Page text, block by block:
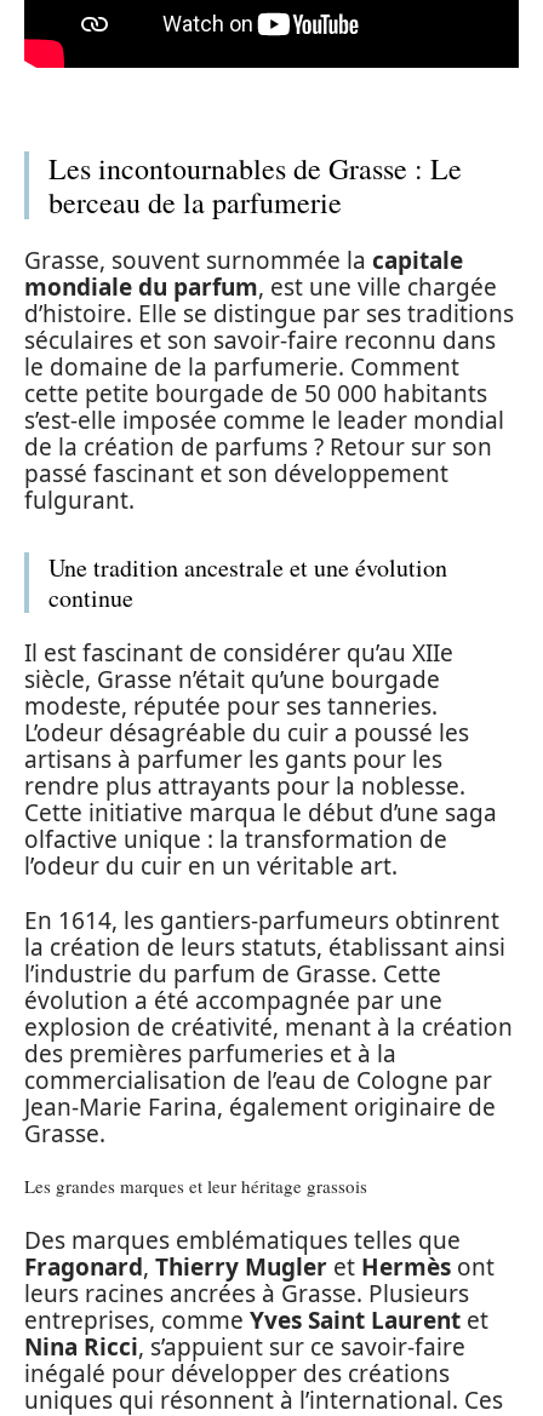
Les incontournables de Grasse : Le
berceau de la parfumerie
Grasse, souvent surnommée la capitale
mondiale du parfum, est une ville chargée
d’histoire. Elle se distingue par ses traditions
séculaires et son savoir-faire reconnu dans
le domaine de la parfumerie. Comment
cette petite bourgade de 50 000 habitants
s’est-elle imposée comme le leader mondial
de la création de parfums ? Retour sur son
passé fascinant et son développement
fulgurant.
Une tradition ancestrale et une évolution
continue
Il est fascinant de considérer qu’au XIIe
siècle, Grasse n’était qu’une bourgade
modeste, réputée pour ses tanneries.
L’odeur désagréable du cuir a poussé les
artisans à parfumer les gants pour les
rendre plus attrayants pour la noblesse.
Cette initiative marqua le début d’une saga
olfactive unique : la transformation de
l’odeur du cuir en un véritable art.
En 1614, les gantiers-parfumeurs obtinrent
la création de leurs statuts, établissant ainsi
l’industrie du parfum de Grasse. Cette
évolution a été accompagnée par une
explosion de créativité, menant à la création
des premières parfumeries et à la
commercialisation de l’eau de Cologne par
Jean-Marie Farina, également originaire de
Grasse.
Les grandes marques et leur héritage grassois
Des marques emblématiques telles que
Fragonard, Thierry Mugler et Hermès ont
leurs racines ancrées à Grasse. Plusieurs
entreprises, comme Yves Saint Laurent et
Nina Ricci, s’appuient sur ce savoir-faire
inégalé pour développer des créations
uniques qui résonnent à l’international. Ces